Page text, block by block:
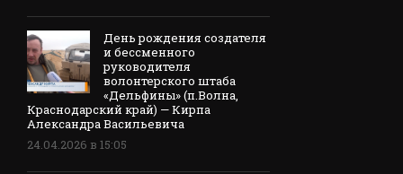
День рождения создателя
и бессменного
руководителя
волонтерского штаба
«Дельфины» (п.Волна,
Краснодарский край) — Кирпа
Александра Васильевича
24.04.2026 в 15:05